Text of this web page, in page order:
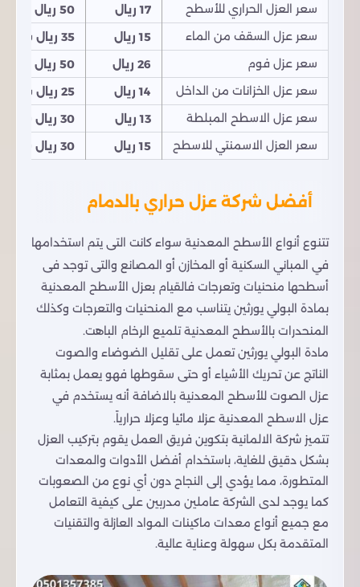
سعر العزل الحراري للأسطح
17 ريال
50 ريال سعودي
سعر عزل السقف من الماء
15 ريال
35 ريال سعودي
سعر عزل فوم
26 ريال
50 ريال سعودي
سعر عزل الخزانات من الداخل
14 ريال
25 ريال سعودي
سعر عزل الاسطح المبلطة
13 ريال
30 ريال سعودي
سعر العزل الاسمنتي للاسطح
15 ريال 30 ريال سعودي
أفضل شركة عزل حراري بالدمام
تتنوع أنواع الأسطح المعدنية سواء كانت التى يتم استخدامها
في المباني السكنية أو المخازن أو المصانع والتى توجد فى
أسطحها منحنيات وتعرجات فالقيام بعزل الأسطح المعدنية
بمادة البولي يورثين يتناسب مع المنحنيات والتعرجات وكذلك
المنحدرات بالأسطح المعدنية تلميع الرخام الباهت.
مادة البولي يورثين تعمل على تقليل الضوضاء والصوت
الناتج عن تحريك الأشياء أو حتى سقوطها فهو يعمل بمثابة
عزل الصوت للأسطح المعدنية بالاضافة أنه يستخدم في
عزل الاسطح المعدنية عزلا مائيا وعزلا حرارياً.
تتميز شركة الالمانية بتكوين فريق العمل يقوم بتركيب العزل
بشكل دقيق للغاية، باستخدام أفضل الأدوات والمعدات
المتطورة، مما يؤدي إلى النجاح دون أي نوع من الصعوبات
كما يوجد لدى الشركة عاملين مدربين على كيفية التعامل
مع جميع أنواع معدات ماكينات المواد العازلة والتقنيات
المتقدمة بكل سهولة وعناية عالية.